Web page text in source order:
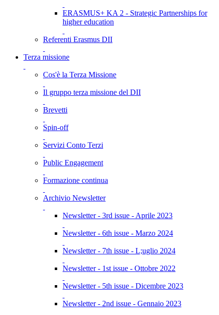
ERASMUS+ KA 2 - Strategic Partnerships for
higher education
Referenti Erasmus DII
Terza missione
Cos'è la Terza Missione
Il gruppo terza missione del DII
Brevetti
Spin-off
Servizi Conto Terzi
Public Engagement
Formazione continua
Archivio Newsletter
Newsletter - 3rd issue - Aprile 2023
Newsletter - 6th issue - Marzo 2024
Newsletter - 7th issue - L;uglio 2024
Newsletter - 1st issue - Ottobre 2022
Newsletter - 5th issue - Dicembre 2023
Newsletter - 2nd issue - Gennaio 2023